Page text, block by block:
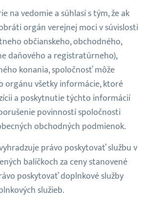
na vedomie a súhlasí s tým, že ak
orgán verejnej moci v súvislosti
občianskeho, obchodného,
daňového a registratúrneho),
konania, spoločnosť môže
všetky informácie, ktoré
a poskytnutie týchto informácií
povinností spoločnosti
obchodných podmienok.
právo poskytovať službu v
balíčkoch za ceny stanovené
poskytovať doplnkové služby
služieb.